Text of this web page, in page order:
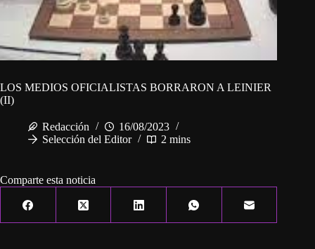
LOS MEDIOS OFICIALISTAS BORRARON A LEINIER
(II)
Redacción
16/08/2023
Selección del Editor
2 mins
Comparte esta noticia